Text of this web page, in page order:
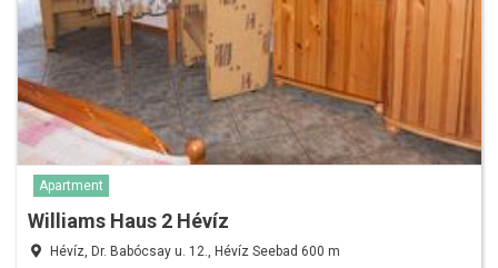
Apartment
Williams Haus 2 Hévíz
Hévíz, Dr. Babócsay u. 12., Hévíz Seebad 600 m